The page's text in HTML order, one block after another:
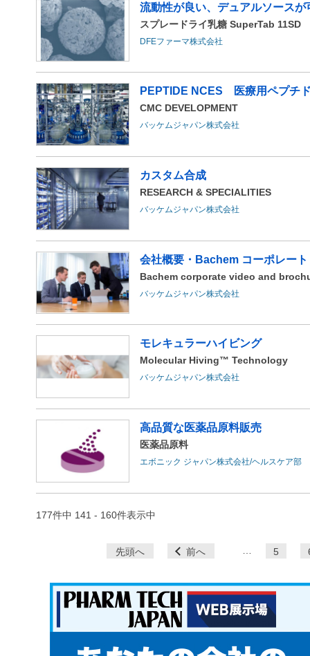
流動性が良い、デュアルソースが
スプレードライ乳糖 SuperTab 11SD
DFEファーマ株式会社
PEPTIDE NCES 医療用ペプチ
CMC DEVELOPMENT
バッケムジャパン株式会社
カスタム合成
RESEARCH & SPECIALITIES
バッケムジャパン株式会社
会社概要・Bachem コーポレート
Bachem corporate video and
バッケムジャパン株式会社
モレキュラーハイビング
Molecular Hiving™ Technology
バッケムジャパン株式会社
高品質な医薬品原料販売
医薬品原料
エボニック ジャパン株式会社/ヘルスケア部
177件中 141 - 160件表示中
先頭へ 前へ 5